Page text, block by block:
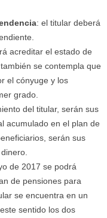
: el titular deberá
acreditar el estado de
se contempla que
el cónyuge y los
grado.
del titular, serán sus
acumulado en el plan de
serán sus
de 2017 se podrá
de pensiones para
se encuentra en un
sentido los dos